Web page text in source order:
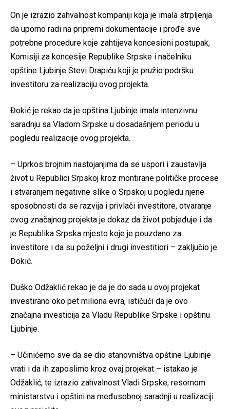
On je izrazio zahvalnost kompaniji koja je imala strpljenja
da uporno radi na pripremi dokumentacije i prođe sve
potrebne procedure koje zahtijeva koncesioni postupak,
Komisiji za koncesije Republike Srpske i načelniku
opštine Ljubinje Stevi Drapiću koji je pružio podršku
investitoru za realizaciju ovog projekta.
Đokić je rekao da je opština Ljubinje imala intenzivnu
saradnju sa Vladom Srpske u dosadašnjem periodu u
pogledu realizacije ovog projekta.
– Uprkos brojnim nastojanjima da se uspori i zaustavlja
život u Republici Srpskoj kroz montirane političke procese
i stvaranjem negativne slike o Srpskoj u pogledu njene
sposobnosti da se razvija i privlači investitore, otvaranje
ovog značajnog projekta je dokaz da život pobjeđuje i da
je Republika Srpska mjesto koje je pouzdano za
investitore i da su poželjni i drugi investitiori – zaključio je
Đokić.
Duško Odžaklić rekao je da je do sada u ovoj projekat
investirano oko pet miliona evra, ističući da je ovo
značajna investicija za Vladu Republike Srpske i opštinu
Ljubinje.
– Učinićemo sve da se dio stanovništva opštine Ljubinje
vrati i da ih zaposlimo kroz ovaj projekat – istakao je
Odžaklić, te izrazio zahvalnost Vladi Srpske, resornom
ministarstvu i opštini na međusobnoj saradnji u realizaciji